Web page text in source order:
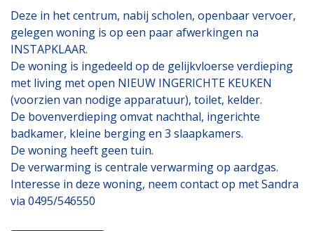
Deze in het centrum, nabij scholen, openbaar vervoer,
gelegen woning is op een paar afwerkingen na
INSTAPKLAAR.
De woning is ingedeeld op de gelijkvloerse verdieping
met living met open NIEUW INGERICHTE KEUKEN
(voorzien van nodige apparatuur), toilet, kelder.
De bovenverdieping omvat nachthal, ingerichte
badkamer, kleine berging en 3 slaapkamers.
De woning heeft geen tuin.
De verwarming is centrale verwarming op aardgas.
Interesse in deze woning, neem contact op met Sandra
via 0495/546550